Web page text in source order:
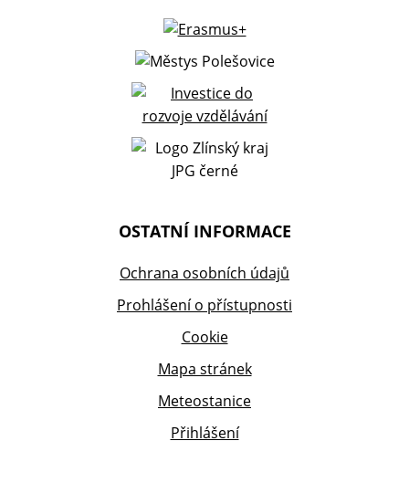
OSTATNÍ INFORMACE
Ochrana osobních údajů
Prohlášení o přístupnosti
Cookie
Mapa stránek
Meteostanice
Přihlášení